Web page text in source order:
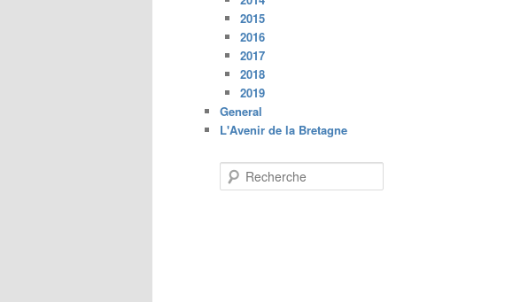
2015
2016
2017
2018
2019
General
L'Avenir de la Bretagne
e